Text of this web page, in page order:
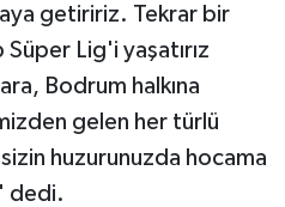
getiririz. Tekrar bir
Lig'i yaşatırız
Bodrum halkına
gelen her türlü
huzurunuzda hocama
dedi.